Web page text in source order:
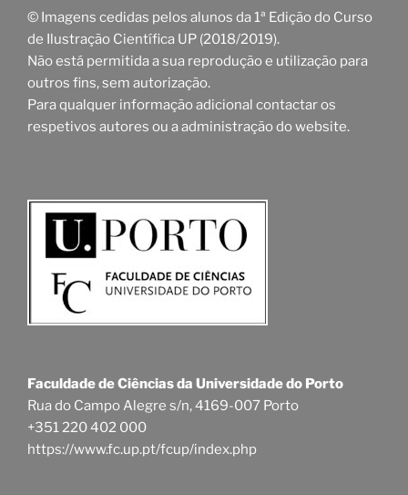
© Imagens cedidas pelos alunos da 1ª Edição do Curso
de Ilustração Científica UP (2018/2019).
Não está permitida a sua reprodução e utilização para
outros fins, sem autorização.
Para qualquer informação adicional contactar os
respetivos autores ou a administração do website.
Faculdade de Ciências da Universidade do Porto
Rua do Campo Alegre s/n, 4169-007 Porto
+351 220 402 000
https://www.fc.up.pt/fcup/index.php